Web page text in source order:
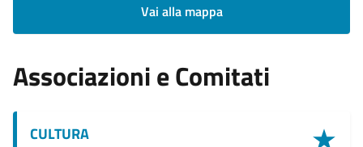
Vai alla mappa
Associazioni e Comitati
CULTURA